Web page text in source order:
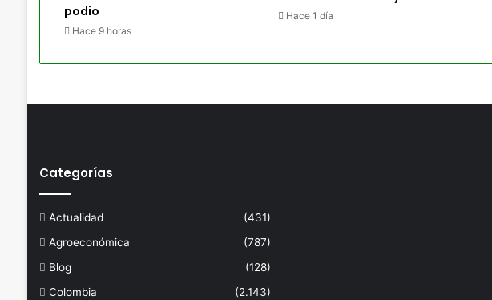
podio
Hace 9 horas
Hace 1 día
Categorías
Actualidad
(431)
Agroeconómica
(787)
Blog
(128)
Colombia
(2.143)